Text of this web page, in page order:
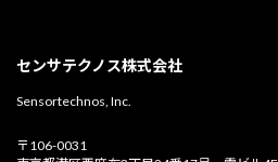
センサテクノス株式会社
Sensortechnos, Inc.
〒106-0031